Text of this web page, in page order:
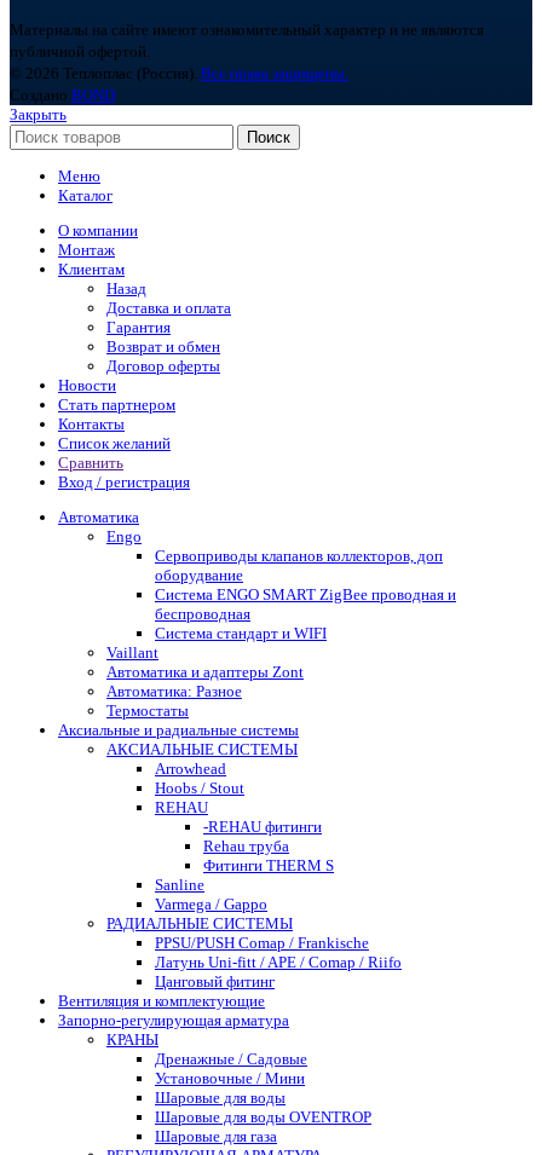
Материалы на сайте имеют ознакомительный характер и не являются
публичной офертой.
© 2026 Теплоплас (Россия). Все права защищены.
Создано BOND
Закрыть
Поиск
Меню
Каталог
О компании
Монтаж
Клиентам
Назад
Доставка и оплата
Гарантия
Возврат и обмен
Договор оферты
Новости
Стать партнером
Контакты
Список желаний
Сравнить
Вход / регистрация
Автоматика
Engo
Сервоприводы клапанов коллекторов, доп
оборудвание
Система ENGO SMART ZigBee проводная и
беспроводная
Система стандарт и WIFI
Vaillant
Автоматика и адаптеры Zont
Автоматика: Разное
Термостаты
Аксиальные и радиальные системы
АКСИАЛЬНЫЕ СИСТЕМЫ
Arrowhead
Hoobs / Stout
REHAU
-REHAU фитинги
Rehau труба
Фитинги THERM S
Sanline
Varmega / Gappo
РАДИАЛЬНЫЕ СИСТЕМЫ
PPSU/PUSH Comap / Frankische
Латунь Uni-fitt / APE / Comap / Riifo
Цанговый фитинг
Вентиляция и комплектующие
Запорно-регулирующая арматура
КРАНЫ
Дренажные / Садовые
Установочные / Мини
Шаровые для воды
Шаровые для воды OVENTROP
Шаровые для газа